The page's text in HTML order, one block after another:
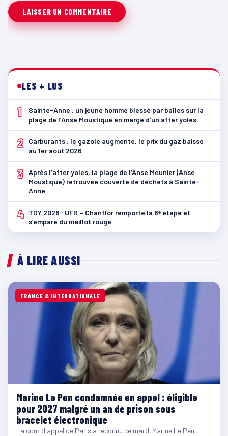
LES + LUS
1
Sainte-Anne : un jeune homme blessé par balles sur la
plage de l’Anse Moustique en marge d’un after yoles
2
Carburants : le gazole augmente, le prix du gaz baisse
au 1er août 2026
3 Après l’after yoles, la plage de l’Anse Meunier (Anse
Moustique) retrouvée couverte de déchets à Sainte-
Anne
4 TDY 2026 : UFR – Chanflor remporte la 6ᵉ étape et
s’empare du maillot rouge
À LIRE AUSSI
FRANCE & INTERNATIONALE
Marine Le Pen condamnée en appel : éligible
pour 2027 malgré un an de prison sous
bracelet électronique
La cour d'appel de Paris a reconnu ce mardi Marine Le Pen